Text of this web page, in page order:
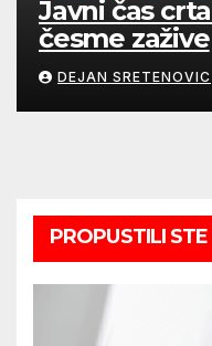
Javni čas
česme zažive
DEJAN SRETENOVIC
PROPUSTILI STE